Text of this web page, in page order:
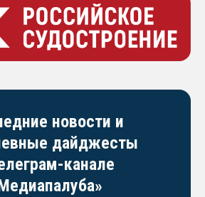
новости и
дайджесты
канале